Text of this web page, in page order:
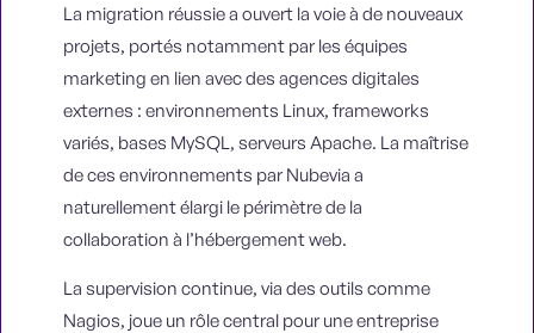
La migration réussie a ouvert la voie à de nouveaux
projets, portés notamment par les équipes
marketing en lien avec des agences digitales
externes : environnements Linux, frameworks
variés, bases MySQL, serveurs Apache. La maîtrise
de ces environnements par Nubevia a
naturellement élargi le périmètre de la
collaboration à l’hébergement web.
La supervision continue, via des outils comme
Nagios, joue un rôle central pour une entreprise